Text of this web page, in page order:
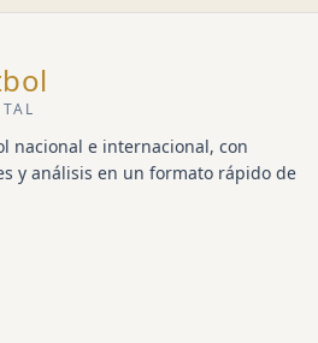
nacional e internacional, con
y análisis en un formato rápido de